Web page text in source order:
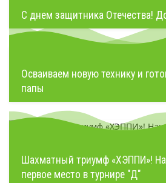
С днем защитника Отечества!
Осваиваем новую технику и
папы
Шахматный триумф «ХЭППИ»!
первое место в турнире "Д"